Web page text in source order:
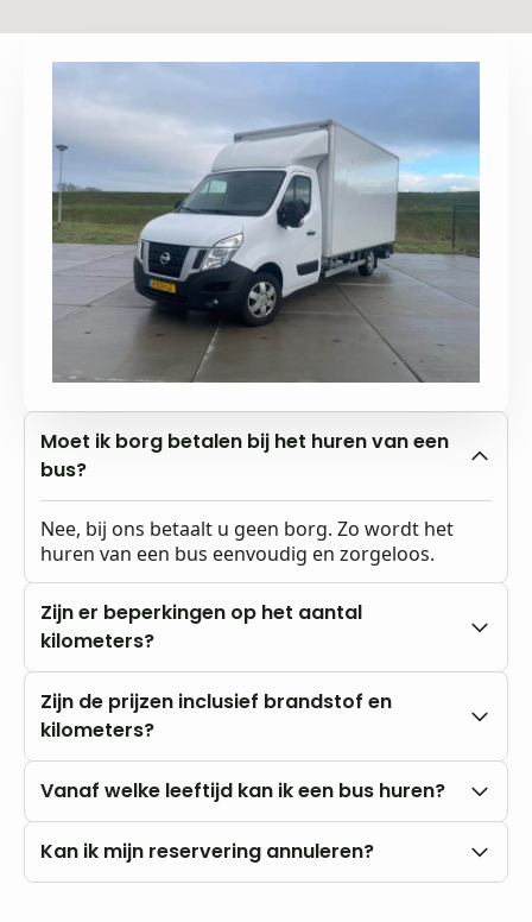
Moet ik borg betalen bij het huren van een
bus?
Nee, bij ons betaalt u geen borg. Zo wordt het
huren van een bus eenvoudig en zorgeloos.
Zijn er beperkingen op het aantal
kilometers?
Nee, u rijdt altijd met onbeperkte kilometers.
Zijn de prijzen inclusief brandstof en
kilometers?
Onze prijzen zijn altijd inclusief btw en
eigen rekening.
Vanaf welke leeftijd kan ik een bus huren?
U kunt al vanaf 18 jaar bij ons huren, mits u in het
Kan ik mijn reservering annuleren?